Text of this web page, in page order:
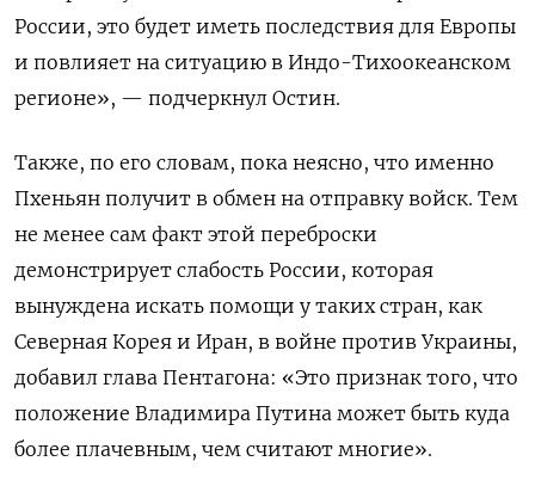
России, это будет иметь последствия для Европы
и повлияет на ситуацию в Индо-Тихоокеанском
регионе», — подчеркнул Остин.
Также, по его словам, пока неясно, что именно
Пхеньян получит в обмен на отправку войск. Тем
не менее сам факт этой переброски
демонстрирует слабость России, которая
вынуждена искать помощи у таких стран, как
Северная Корея и Иран, в войне против Украины,
добавил глава Пентагона: «Это признак того, что
положение Владимира Путина может быть куда
более плачевным, чем считают многие».